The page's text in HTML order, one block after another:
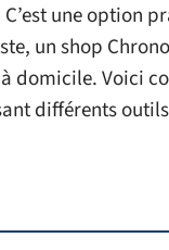
une option
un shop
domicile. Voici
différents